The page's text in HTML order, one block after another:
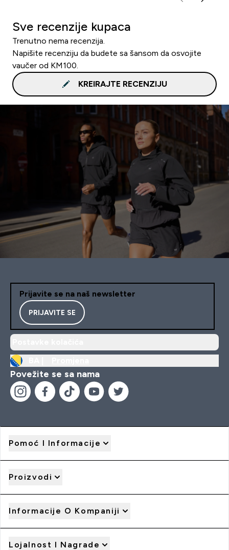
Sve recenzije kupaca
Trenutno nema recenzija.
Napišite recenziju da budete sa šansom da osvojite
vaučer od KM100.
KREIRAJTE RECENZIJU
Prijavite se na naš newsletter
PRIJAVITE SE
Povežite se sa nama
Pomoć I Informacije
Proizvodi
Informacije O Kompaniji
Lojalnost I Nagrade